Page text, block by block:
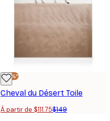
-25%*
Cheval du Désert Toile
À partir de $111.75$149